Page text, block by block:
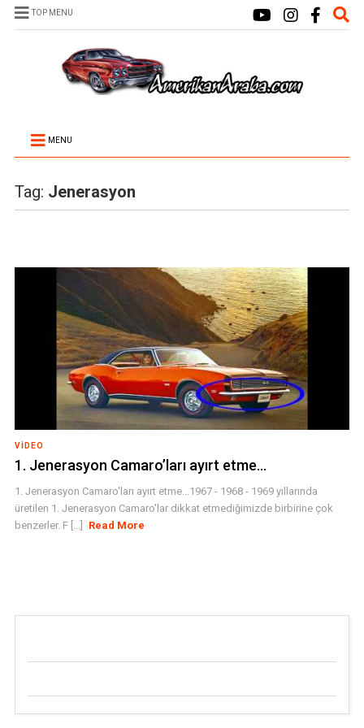
TOP MENU
MENU
Tag: Jenerasyon
VIDEO
1. Jenerasyon Camaro’ları ayırt etme…
1. Jenerasyon Camaro'ları ayırt etme...1967 - 1968 - 1969 yıllarında
üretilen 1. Jenerasyon Camaro'lar dikkat etmediğimizde birbirine çok
benzerler. F [...]
Read More